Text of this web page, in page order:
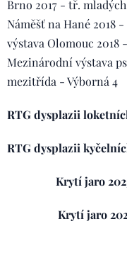
Brno 2017 - tř.
Náměšť na Hané 2018
výstava Olomouc
Mezinárodní výstava
mezitřída - Výborná 4
RTG dysplazii
RTG dysplazii
Krytí jaro
Krytí jaro